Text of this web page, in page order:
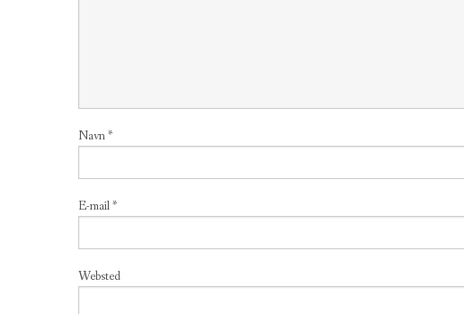
Navn*
E-mail*
Websted